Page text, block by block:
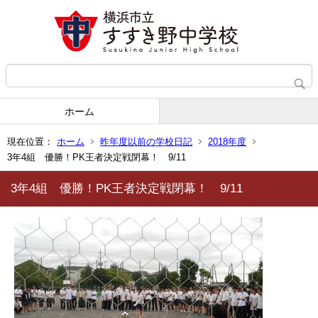
ホーム
現在位置： ホーム 昨年度以前の学校日記
2018年度
3年4組 優勝！PK王者決定戦閉幕！ 9/11
3年4組 優勝！PK王者決定戦閉幕！ 9/11